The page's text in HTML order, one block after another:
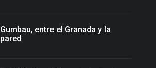
Gumbau, entre el Granada y la
pared